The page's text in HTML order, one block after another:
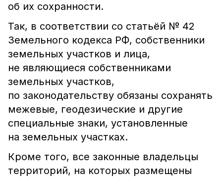
об их сохранности.
Так, в соответствии со статьёй № 42
Земельного кодекса РФ, собственники
земельных участков и лица,
не являющиеся собственниками
земельных участков,
по законодательству обязаны сохранять
межевые, геодезические и другие
специальные знаки, установленные
на земельных участках.
Кроме того, все законные владельцы
территорий, на которых размещены